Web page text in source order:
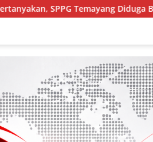
Diduga Belum Mengantongi SLHS